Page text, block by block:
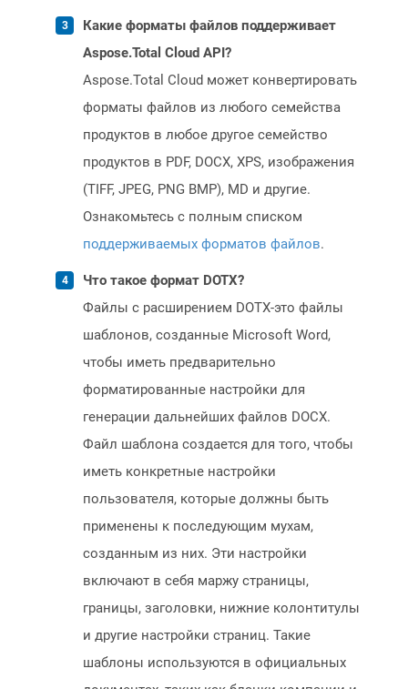
Какие форматы файлов поддерживает
Aspose.Total Cloud API?
Aspose.Total Cloud может конвертировать
форматы файлов из любого семейства
продуктов в любое другое семейство
продуктов в PDF, DOCX, XPS, изображения
(TIFF, JPEG, PNG BMP), MD и другие.
Ознакомьтесь с полным списком
поддерживаемых форматов файлов.
Что такое формат DOTX?
Файлы с расширением DOTX-это файлы
шаблонов, созданные Microsoft Word,
чтобы иметь предварительно
форматированные настройки для
генерации дальнейших файлов DOCX.
Файл шаблона создается для того, чтобы
иметь конкретные настройки
пользователя, которые должны быть
применены к последующим мухам,
созданным из них. Эти настройки
включают в себя маржу страницы,
границы, заголовки, нижние колонтитулы
и другие настройки страниц. Такие
шаблоны используются в официальных